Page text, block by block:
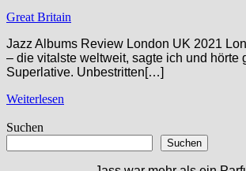
Great Britain
Jazz Albums Review London UK 2021
– die vitalste weltweit, sagte ich und hörte
Superlative. Unbestritten[…]
Weiterlesen
Suchen
Suchen